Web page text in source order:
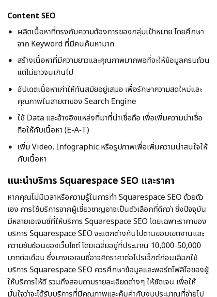
Content SEO
ผลิตเนื้อหาที่ตรงกับความต้องการของกลุ่มเป้าหมาย โดยศึกษา
จาก Keyword ที่มีคนค้นหามาก
สร้างเนื้อหาที่มีความยาวและคุณภาพมากพอที่จะให้ข้อมูลครบถ้วน
แต่ไม่ยาวจนเกินไป
อัปเดตเนื้อหาเก่าให้ทันสมัยอยู่เสมอ เพื่อรักษาความสดใหม่และ
คุณภาพในสายตาของ Search Engine
ใช้ Data และอ้างอิงแหล่งที่มาที่น่าเชื่อถือ เพื่อเพิ่มความน่าเชื่อ
ถือให้กับเนื้อหา (E-A-T)
เพิ่ม Video, Infographic หรือรูปภาพเพื่อเพิ่มความน่าสนใจให้
กับเนื้อหา
แนะนําบริการ Squarespace SEO และราคา
หากคุณไม่มีเวลาหรือความรู้ในการทํา Squarespace SEO ด้วยตัว
เอง การใช้บริการจากผู้เชี่ยวชาญอาจเป็นตัวเลือกที่ดีกว่า ซึ่งปัจจุบัน
มีหลายเอเจนซี่ที่ให้บริการ Squarespace SEO โดยเฉพาะราคาของ
บริการ Squarespace SEO จะแตกต่างกันไปตามขอบเขตงานและ
ความซับซ้อนของเว็บไซต์ โดยเฉลี่ยอยู่ที่ประมาณ 10,000-50,000
บาทต่อเดือน ซึ่งบางเอเจนซี่อาจคิดราคาต่อโปรเจ็กต์ก่อนเลือกใช้
บริการ Squarespace SEO ควรศึกษาข้อมูลและพอร์ตโฟลิโอของผู้
ให้บริการให้ดี รวมถึงสอบถามรายละเอียดต่างๆ ให้ชัดเจน เพื่อให้
มั่นใจว่าจะได้รับบริการที่มีคุณภาพและคุ้มค่ากับงบประมาณที่จ่ายไป